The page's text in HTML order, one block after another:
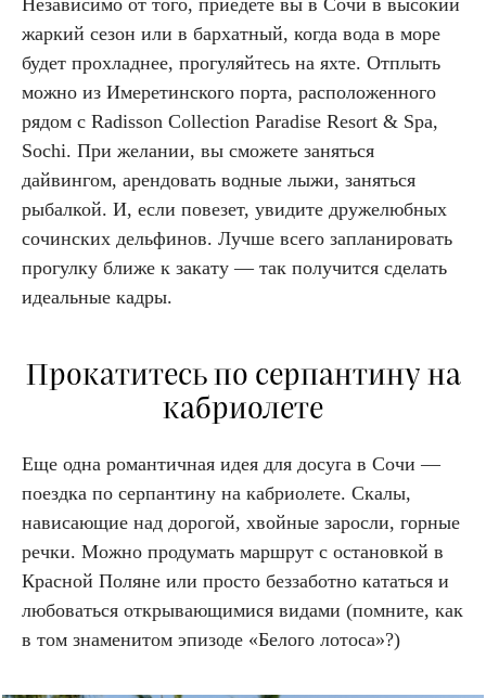
жаркий сезон или в бархатный, когда вода в море
будет прохладнее, прогуляйтесь на яхте. Отплыть
можно из Имеретинского порта, расположенного
рядом с Radisson Collection Paradise Resort & Spa,
Sochi. При желании, вы сможете заняться
дайвингом, арендовать водные лыжи, заняться
рыбалкой. И, если повезет, увидите дружелюбных
сочинских дельфинов. Лучше всего запланировать
прогулку ближе к закату — так получится сделать
идеальные кадры.
Прокатитесь по серпантину на
кабриолете
Еще одна романтичная идея для досуга в Сочи —
поездка по серпантину на кабриолете. Скалы,
нависающие над дорогой, хвойные заросли, горные
речки. Можно продумать маршрут с остановкой в
Красной Поляне или просто беззаботно кататься и
любоваться открывающимися видами (помните, как
в том знаменитом эпизоде «Белого лотоса»?)